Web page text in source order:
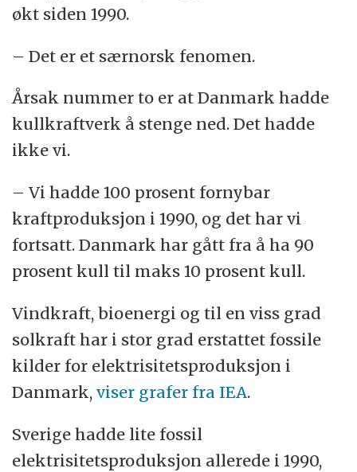
økt siden 1990.
– Det er et særnorsk fenomen.
Årsak nummer to er at Danmark hadde
kullkraftverk å stenge ned. Det hadde
ikke vi.
– Vi hadde 100 prosent fornybar
kraftproduksjon i 1990, og det har vi
fortsatt. Danmark har gått fra å ha 90
prosent kull til maks 10 prosent kull.
Vindkraft, bioenergi og til en viss grad
solkraft har i stor grad erstattet fossile
kilder for elektrisitetsproduksjon i
Danmark, viser grafer fra IEA.
Sverige hadde lite fossil
elektrisitetsproduksjon allerede i 1990,